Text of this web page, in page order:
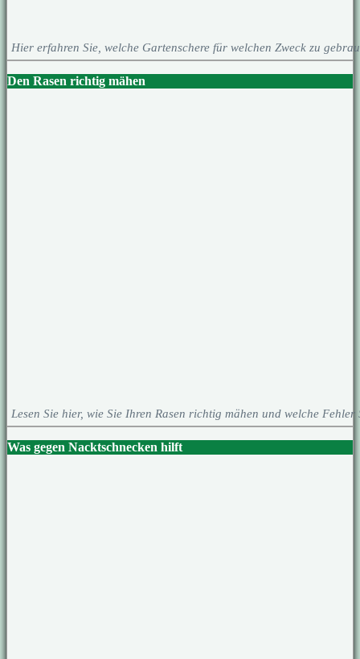
Hier erfahren Sie, welche Gartenschere für welchen Zweck zu
Den Rasen richtig mähen
Lesen Sie hier, wie Sie Ihren Rasen richtig mähen und welche Fehler
Was gegen Nacktschnecken hilft